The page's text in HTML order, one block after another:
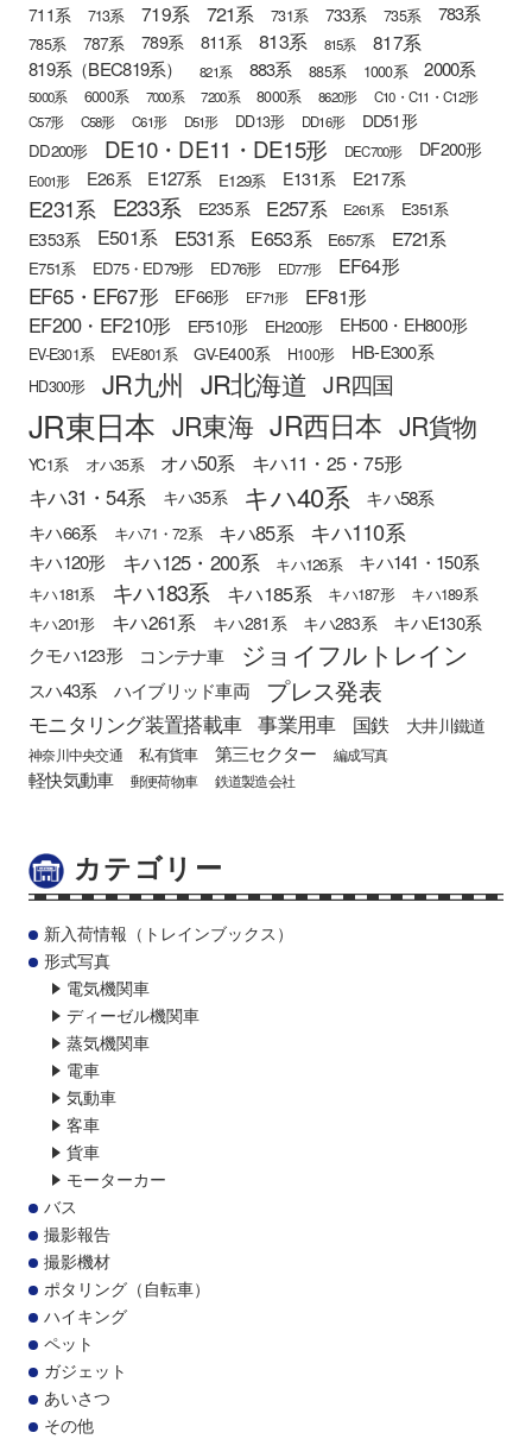
711系 713系 719系 721系 731系 733系 735系 783系
785系 787系 789系 811系 813系 815系 817系
819系（BEC819系） 821系 883系 885系 1000系 2000系
5000系 6000系 7000系 7200系 8000系 8620形
C10・C11・C12形
C57形
C58形 C61形 D51形 DD13形 DD16形 DD51形
DD200形 DE10・DE11・DE15形 DEC700形 DF200形
E001形 E26系 E127系 E129系 E131系 E217系
E231系 E233系 E235系 E257系 E261系 E351系
E353系 E501系 E531系 E653系 E657系 E721系
E751系 ED75・ED79形 ED76形 ED77形 EF64形
EF65・EF67形 EF66形 EF71形
EF81形
EF200・EF210形
EF510形 EH200形 EH500・EH800形
EV-E301系 EV-E801系 GV-E400系 H100形 HB-E300系
HD300形 JR九州 JR北海道 JR四国
JR東日本 JR東海 JR西日本 JR貨物
YC1系 オハ35系 オハ50系 キハ11・25・75形
キハ31・54系 キハ35系 キハ40系 キハ58系
キハ66系 キハ71・72系 キハ85系 キハ110系
キハ120形 キハ125・200系 キハ126系 キハ141・150系
キハ181系 キハ183系 キハ185系 キハ187形
キハ189系
キハ201形
キハ261系 キハ281系 キハ283系
キハE130系
クモハ123形
コンテナ車 ジョイフルトレイン
スハ43系 ハイブリッド車両 プレス発表
モニタリング装置搭載車 事業用車 国鉄 大井川鐵道
神奈川中央交通 私有貨車 第三セクター 編成写真
軽快気動車 郵便荷物車 鉄道製造会社
カテゴリー
新入荷情報（トレインブックス）
形式写真
電気機関車
ディーゼル機関車
蒸気機関車
電車
気動車
客車
貨車
モーターカー
バス
撮影報告
撮影機材
ポタリング（自転車）
ハイキング
ペット
ガジェット
あいさつ
その他